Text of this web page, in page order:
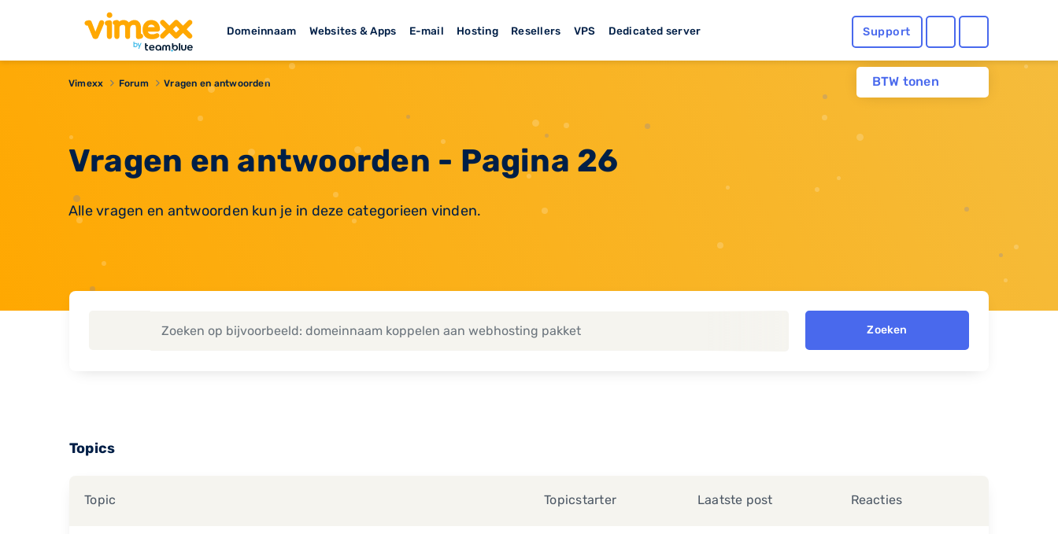
Domeinnaam Websites & Apps E-mail Hosting Resellers VPS Dedicated server Support
BTW tonen
Vimexx Forum Vragen en antwoorden
Vragen en antwoorden - Pagina 26
Alle vragen en antwoorden kun je in deze categorieen vinden.
Zoeken
Topics
Topic Topicstarter Laatste post Reacties